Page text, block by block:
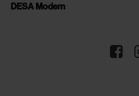
DESA Modern